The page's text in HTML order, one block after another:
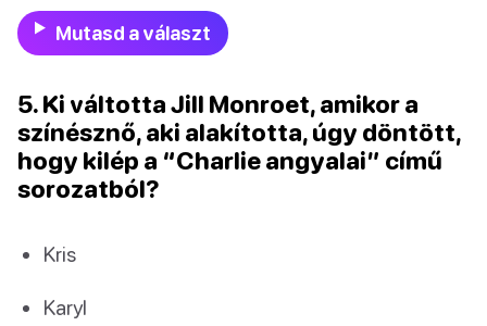
Mutasd a választ
5. Ki váltotta Jill Monroet, amikor a
színésznő, aki alakította, úgy döntött,
hogy kilép a “Charlie angyalai” című
sorozatból?
Kris
Karyl